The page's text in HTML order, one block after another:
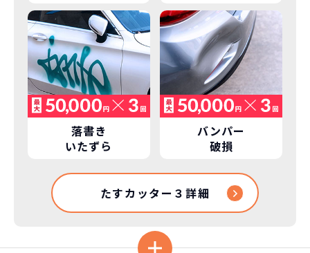
車に常に乗り続けられるのは気持ちよ
く、人にも自慢できます！
落書き
いたずら
バンパー
破損
たすカッター３詳細